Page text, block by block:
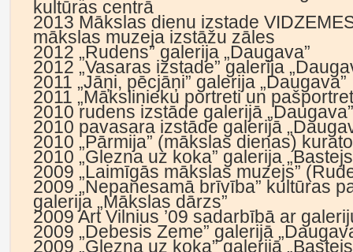
kultūras centrā
2013 Mākslas dienu izstade
mākslas muzeja izstāžu zāles
2012 „Rudens” galerija „Daugava”
2012 „Vasaras izstade” galerija
2011 „Jāņi, pēcjāņi” galerija „Daugava”
2011 „Mākslinieku portreti un
2010 rudens izstāde galerijā
2010 pavasara izstāde galerijā
2010 „Pārmija” (mākslas dienas)
2010 „Glezna uz koka” galerija
2009 „Laimīgās mākslas muzejs”
2009 „Nepanesamā brīvība” kultūras
galerija „Mākslas dārzs”
2009 Art Vilnius ’09 sadarbībā ar
2009 „Debesis Zeme” galerijā
2009 „Glezna uz koka” galerijā